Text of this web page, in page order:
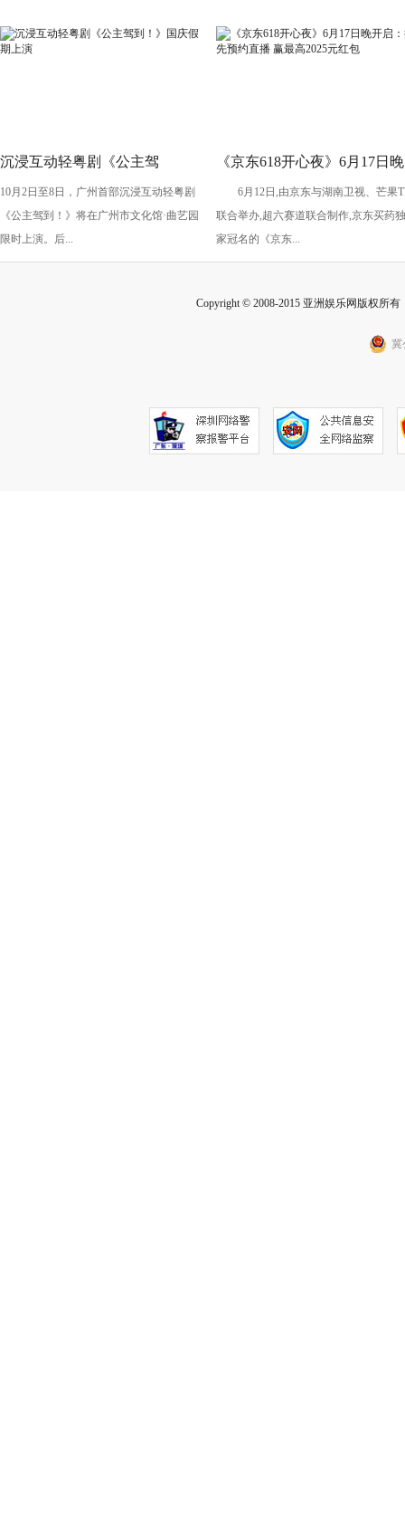
沉浸互动轻粤剧《公主驾
到！》国庆假期上演
10月2日至8日，广州首部沉浸互动轻粤剧
《公主驾到！》将在广州市文化馆·曲艺园
限时上演。后...
《京东618开心夜》6月17日晚
开启：抢先预约直播 赢最高
2025元红包
6月12日,由京东与湖南卫视、芒果
联合举办,超六赛道联合制作,京东买药独
家冠名的《京东...
Copyright © 2008-2015 亚洲娱乐网版权所
冀